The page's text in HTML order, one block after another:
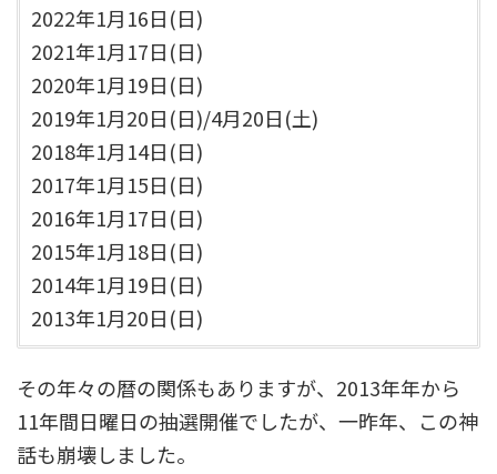
2022年1月16日(日)
2021年1月17日(日)
2020年1月19日(日)
2019年1月20日(日)/4月20日(土)
2018年1月14日(日)
2017年1月15日(日)
2016年1月17日(日)
2015年1月18日(日)
2014年1月19日(日)
2013年1月20日(日)
その年々の暦の関係もありますが、2013年年から
11年間日曜日の抽選開催でしたが、一昨年、この神
話も崩壊しました。